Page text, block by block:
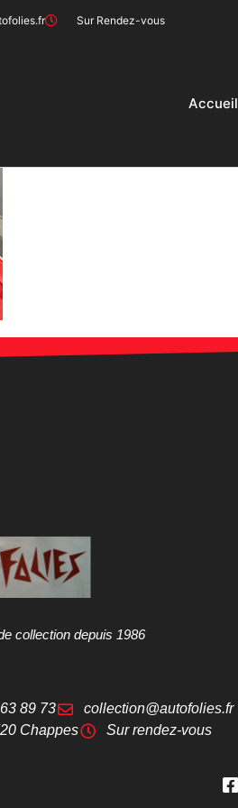
Sur Rendez-vous
Accueil
collection depuis 1986
89 73
collection@autofolies.fr
Chappes
Sur rendez-vous